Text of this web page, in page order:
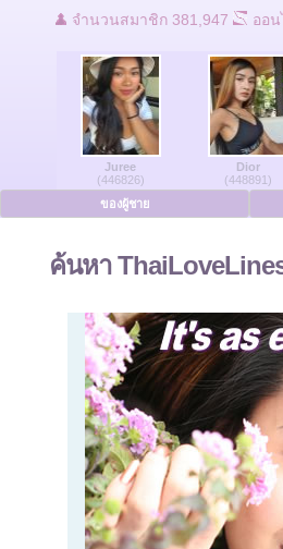
ของผู้ชายออนไลน์
สตรีออนไลน์
ภาษาเยอรมัน
ภาษาดัทช์
ภาษาฝรั่งเศส
ภาษาสเปน
จำนวนสมาชิก 381,947 ออ
Juree
(446826)
Dior
(448891)
ของผู้ชาย
ค้นหา